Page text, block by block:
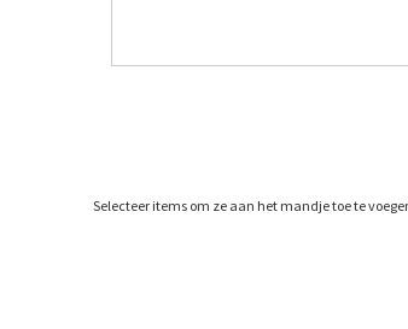
Selecteer items om ze aan het mandje toe te